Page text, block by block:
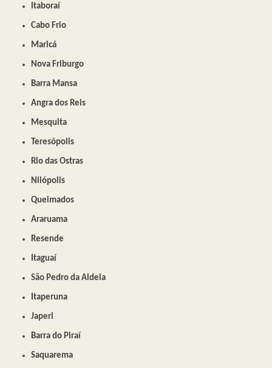
Itaboraí
Cabo Frio
Maricá
Nova Friburgo
Barra Mansa
Angra dos Reis
Mesquita
Teresópolis
Rio das Ostras
Nilópolis
Queimados
Araruama
Resende
Itaguaí
São Pedro da Aldeia
Itaperuna
Japeri
Barra do Piraí
Saquarema